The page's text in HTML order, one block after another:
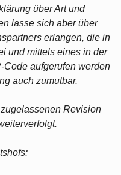
über Art und
lasse sich aber über
erlangen, die in
und mittels eines in der
Code aufgerufen werden
auch zumutbar.
Revision